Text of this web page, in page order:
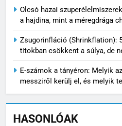
Olcsó hazai
a hajdina, mint a méregdrága
Zsugorinfláció (Shrinkflation):
titokban csökkent a súlya, de
E-számok a tányéron: Melyik
messziről kerülj el, és melyik
HASONLÓAK